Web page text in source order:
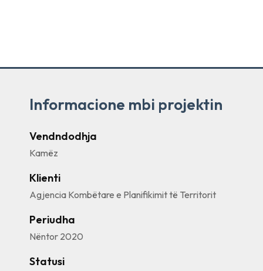
Informacione mbi projektin
Vendndodhja
Kamëz
Klienti
Agjencia Kombëtare e Planifikimit të Territorit
Periudha
Nëntor 2020
Statusi